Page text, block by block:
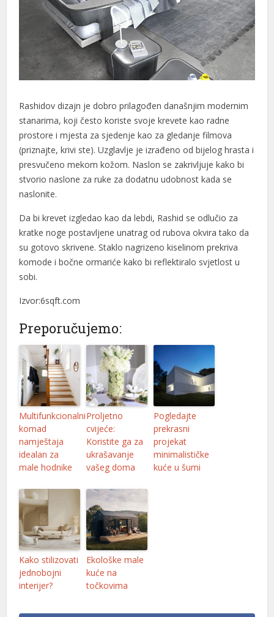
panel
panel
panel
satın al
satın al
panel
panel
panel
panel
panel
panel
panel
panel
panel
panel
panel
panel
panel
Rashidov dizajn je dobro prilagođen današnjim modernim
stanarima, koji čestokoriste svoje krevete kao radne
prostore i mjesta za sjedenje kao za gledanje filmova
(priznajte, krivi ste). Uzglavlje je izrađeno od bijelog hrasta i
presvučeno mekom kožom. Naslon se zakrivljuje kako bi
stvorio naslone za ruke za dodatnu udobnost kada se
naslonite.
Da bi krevet izgledao kao da lebdi, Rashid se odlučio za
kratke noge postavljene unatrag od rubova okvira tako da
su gotovo skrivene. Staklo nagrizeno kiselinom prekriva
komode i bočne ormariće kako bi reflektiralo svjetlost u
sobi.
Izvor:6sqft.com
Preporučujemo:
Multifunkcionalni
komad
namještaja
idealan za
male hodnike
Proljetno
cvijeće:
Koristite ga za
ukrašavanje
vašeg doma
Pogledajte
prekrasni
projekat
minimalističke
kuće u šumi
Kako stilizovati
jednobojni
interijer?
Ekološke male
kuće na
točkovima